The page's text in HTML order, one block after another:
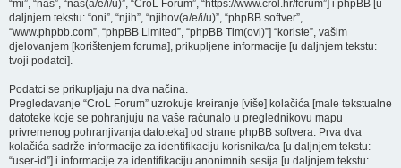
“mi”, “nas”, “naš(a/e/i/u)”, “CroL Forum”, “https://www.crol.hr/forum”] i phpBB [u
daljnjem tekstu: “oni”, “njih”, “njihov(a/e/i/u)”, “phpBB softver”,
“www.phpbb.com”, “phpBB Limited”, “phpBB Tim(ovi)”] “koriste”, vašim
djelovanjem [korištenjem foruma], prikupljene informacije [u daljnjem tekstu:
tvoji podatci].
Podatci se prikupljaju na dva načina.
Pregledavanje “CroL Forum” uzrokuje kreiranje [više] kolačića [male tekstualne
datoteke koje se pohranjuju na vaše računalo u preglednikovu mapu
privremenog pohranjivanja datoteka] od strane phpBB softvera. Prva dva
kolačića sadrže informacije za identifikaciju korisnika/ca [u daljnjem tekstu:
“user-id”] i informacije za identifikaciju anonimnih sesija [u daljnjem tekstu: